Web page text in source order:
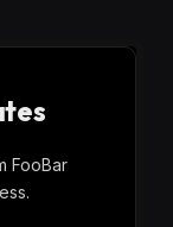
FooBar